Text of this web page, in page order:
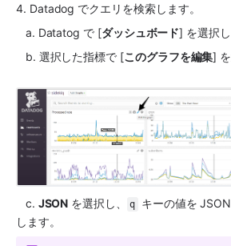
4. Datadog でクエリを検索します。
   a. Datatog で [
ダッシュボード] を選択し
   b. 選択した指標で [
このグラフを編集]
   c.
JSON を選択し、 q
キーの値を
します。